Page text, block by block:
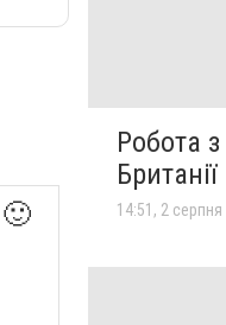
🙂
Робота
Британії
14:51, 2 серпня